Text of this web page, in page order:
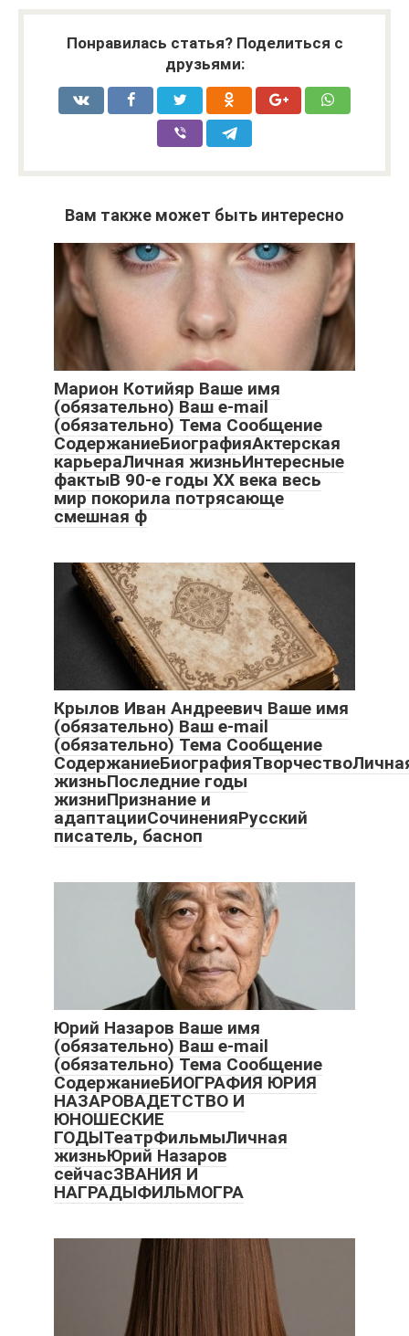
Понравилась статья? Поделиться с
друзьями:
Вам также может быть интересно
Марион Котийяр Ваше имя
(обязательно) Ваш e-mail
(обязательно) Тема Сообщение
СодержаниеБиографияАктерская
карьераЛичная жизньИнтересныe
фактыВ 90-е годы XX века весь
мир покорила потрясающе
смешная ф
Крылов Иван Андреевич Ваше имя
(обязательно) Ваш e-mail
(обязательно) Тема Сообщение
жизньПоследние годы
жизниПризнание и
адаптацииСочиненияРусский
писатель, басноп
Юрий Назаров Ваше имя
(обязательно) Ваш e-mail
(обязательно) Тема Сообщение
СодержаниеБИОГРАФИЯ ЮРИЯ
НАЗАРОВАДЕТСТВО И
ЮНОШЕСКИЕ
ГОДЫТеатрФильмыЛичная
жизньЮрий Назаров
сейчасЗВАНИЯ И
НАГРАДЫФИЛЬМОГРА